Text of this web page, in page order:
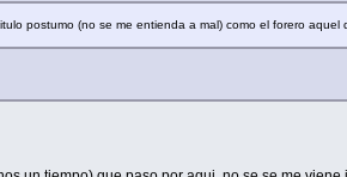
postumo (no se me entienda a mal) como el forero